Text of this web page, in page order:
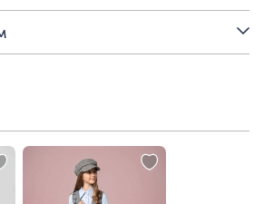
петли и пуговицы
чтобы все предметы